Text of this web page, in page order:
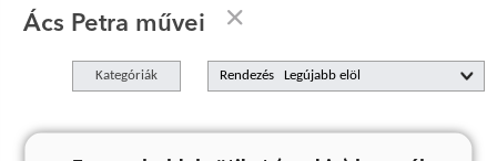
Ács Petra művei
Kategóriák Rendezés